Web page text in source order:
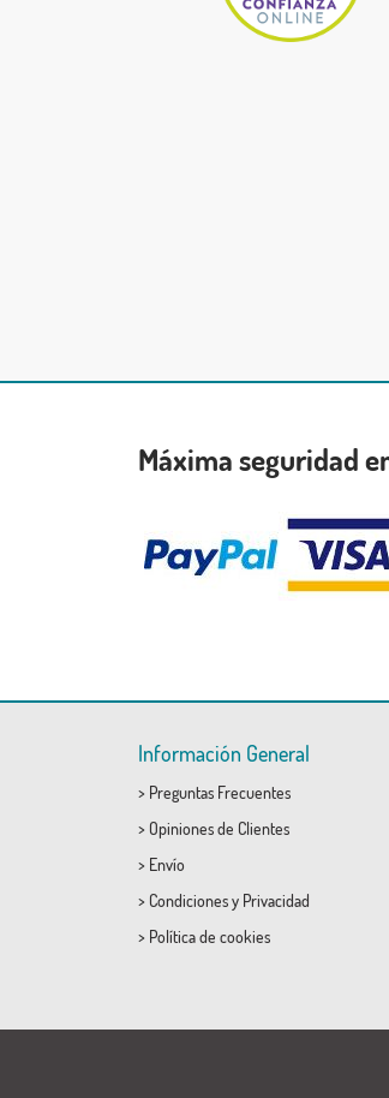
Máxima seguridad
Información General
> Preguntas Frecuentes
> Opiniones de Clientes
> Envío
> Condicionesy Privacidad
> Política de cookies